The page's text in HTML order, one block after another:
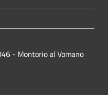
- Montorio al Vomano